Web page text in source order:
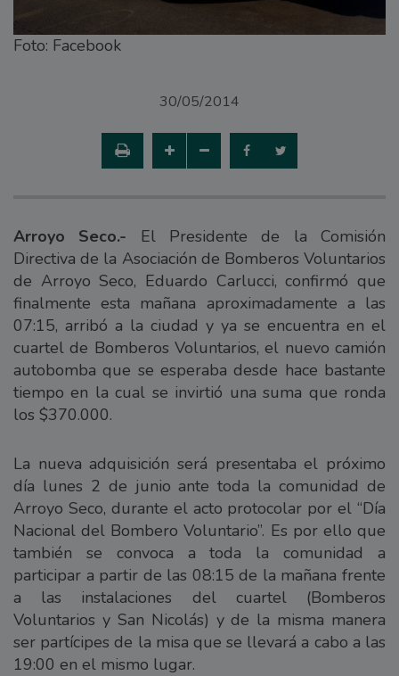
Foto: Facebook
30/05/2014
Arroyo Seco.- El Presidente de la Comisión
Directiva de la Asociación de Bomberos Voluntarios
de Arroyo Seco, Eduardo Carlucci, confirmó que
finalmente esta mañana aproximadamente a las
07:15, arribó a la ciudad y ya se encuentra en el
cuartel de Bomberos Voluntarios, el nuevo camión
autobomba que se esperaba desde hace bastante
tiempo en la cual se invirtió una suma que ronda
los $370.000.
La nueva adquisición será presentaba el próximo
día lunes 2 de junio ante toda la comunidad de
Arroyo Seco, durante el acto protocolar por el “Día
Nacional del Bombero Voluntario”. Es por ello que
también se convoca a toda la comunidad a
participar a partir de las 08:15 de la mañana frente
a las instalaciones del cuartel (Bomberos
Voluntarios y San Nicolás) y de la misma manera
ser partícipes de la misa que se llevará a cabo a las
19:00 en el mismo lugar.